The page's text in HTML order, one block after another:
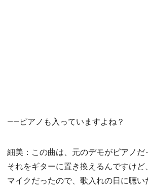
――ピアノも入っていますよね？
細美：この曲は、元のデモがピアノ
それをギターに置き換えるんですけ
マイクだったので、歌入れの日に聴い